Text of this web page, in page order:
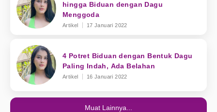
hingga Biduan dengan Dagu
Menggoda
Artikel 17 Januari 2022
4 Potret Biduan dengan Bentuk Dagu
Paling Indah, Ada Belahan
Artikel 16 Januari 2022
Muat Lainnya...